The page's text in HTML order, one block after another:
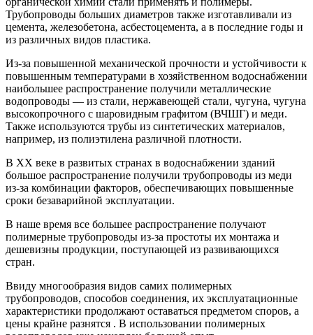
Трубопроводы больших диаметров также изготавливали из
цемента, железобетона, асбестоцемента, а в последние годы и
из различных видов пластика.
Из-за повышенной механической прочности и устойчивости к
повышенным температурами в хозяйственном водоснабжении
наибольшее распространение получили металлические
водопроводы — из стали, нержавеющей стали, чугуна, чугуна
высокопрочного с шаровидным графитом (ВЧШГ) и меди.
Также используются трубы из синтетических материалов,
например, из полиэтилена различной плотности.
В XX веке в развитых странах в водоснабжении зданий
большое распространение получили трубопроводы из меди
из-за комбинации факторов, обеспечивающих повышенные
сроки безаварийной эксплуатации.
В наше время все большее распространение получают
полимерные трубопроводы из-за простоты их монтажа и
дешевизны продукции, поступающей из развивающихся
стран.
Ввиду многообразия видов самих полимерных
трубопроводов, способов соединения, их эксплуатационные
характеристики продолжают оставаться предметом споров, а
цены крайне разнятся . В использовании полимерных